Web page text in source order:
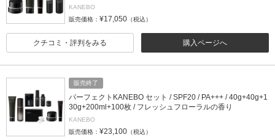
KANEBO
販売価格： ¥17,050 （税込）
購入ページへ
クチコミ・評判をみる
販売終了
パーフェクトKANEBO セット / SPF20 / PA+++ / 40g+40g+1
30g+200ml+100枚 / フレッシュフローラルの香り
KANEBO
販売価格： ¥23,100 （税込）